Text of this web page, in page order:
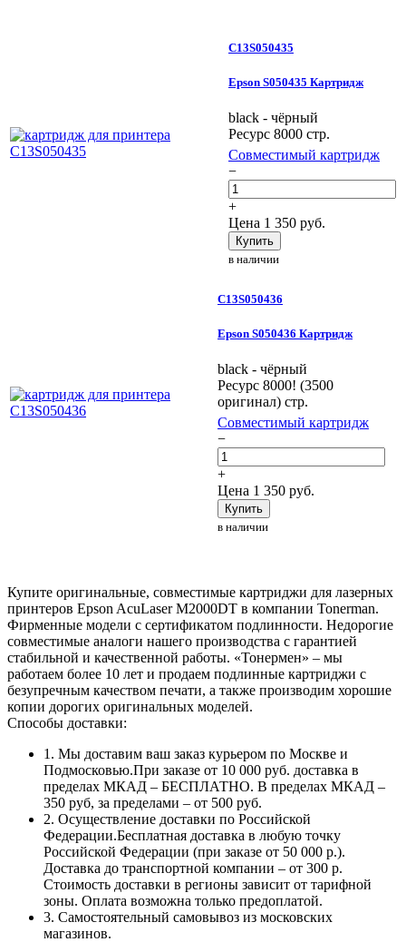
C13S050435
Epson S050435 Картридж
black - чёрный
Ресурс 8000 стр.
Совместимый картридж
−
+
Цена 1 350 руб.
Купить
в наличии
C13S050436
Epson S050436 Картридж
black - чёрный
Ресурс 8000! (3500
оригинал) стр.
Совместимый картридж
−
+
Цена 1 350 руб.
Купить
в наличии
Купите оригинальные, совместимые картриджи для лазерных
принтеров Epson AcuLaser M2000DT в компании Tonerman.
Фирменные модели с сертификатом подлинности. Недорогие
совместимые аналоги нашего производства с гарантией
стабильной и качественной работы. «Тонермен» – мы
работаем более 10 лет и продаем подлинные картриджи с
безупречным качеством печати, а также производим хорошие
копии дорогих оригинальных моделей.
Способы доставки:
1. Мы доставим ваш заказ курьером по Москве и
Подмосковью.При заказе от 10 000 руб. доставка в
пределах МКАД – БЕСПЛАТНО. В пределах МКАД –
350 руб, за пределами – от 500 руб.
2. Осуществление доставки по Российской
Федерации.Бесплатная доставка в любую точку
Российской Федерации (при заказе от 50 000 р.).
Доставка до транспортной компании – от 300 р.
Стоимость доставки в регионы зависит от тарифной
зоны. Оплата возможна только предоплатой.
3. Самостоятельный самовывоз из московских
магазинов.